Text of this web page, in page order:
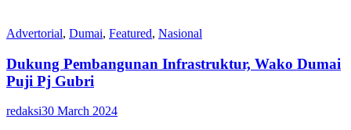
Advertorial, Dumai, Featured, Nasional
Dukung Pembangunan Infrastruktur, Wako Dumai
Puji Pj Gubri
redaksi30 March 2024